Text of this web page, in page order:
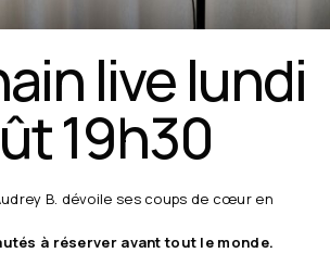
live lundi
19h30
B. dévoile ses coups de cœur en
à réserver avant tout le monde.